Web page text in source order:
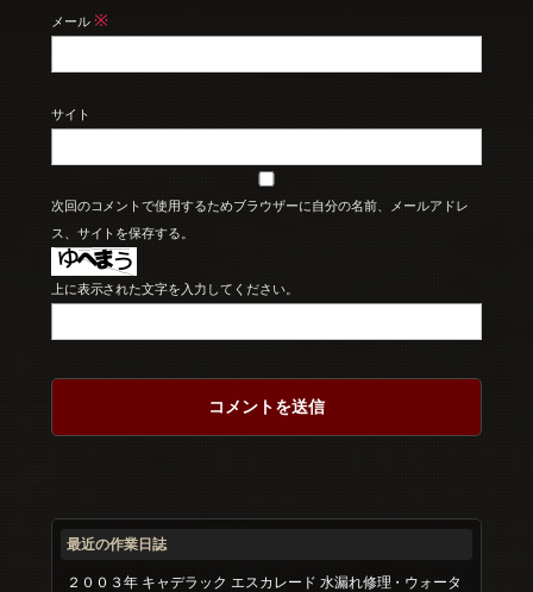
メール ※
サイト
次回のコメントで使用するためブラウザーに自分の名前、メールアドレ
ス、サイトを保存する。
上に表示された文字を入力してください。
最近の作業日誌
２００３年 キャデラック エスカレード 水漏れ修理・ウォータ